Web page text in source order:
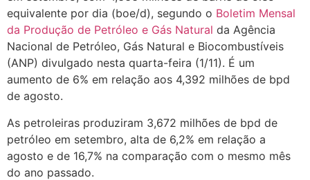
equivalente por dia (boe/d), segundo o Boletim Mensal
da Produção de Petróleo e Gás Natural da Agência
Nacional de Petróleo, Gás Natural e Biocombustíveis
(ANP) divulgado nesta quarta-feira (1/11). É um
aumento de 6% em relação aos 4,392 milhões de bpd
de agosto.
As petroleiras produziram 3,672 milhões de bpd de
petróleo em setembro, alta de 6,2% em relação a
agosto e de 16,7% na comparação com o mesmo mês
do ano passado.